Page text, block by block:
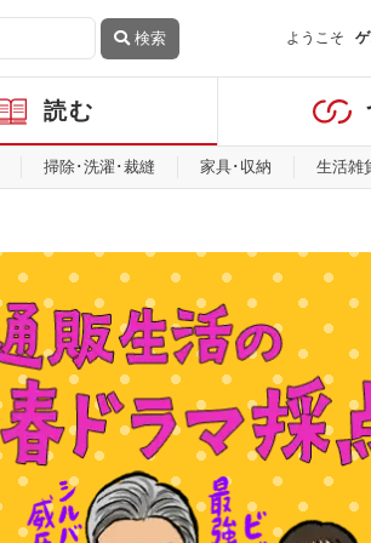
検索 ようこそ
読む
掃除･洗濯･裁縫 家具･収納 生活雑